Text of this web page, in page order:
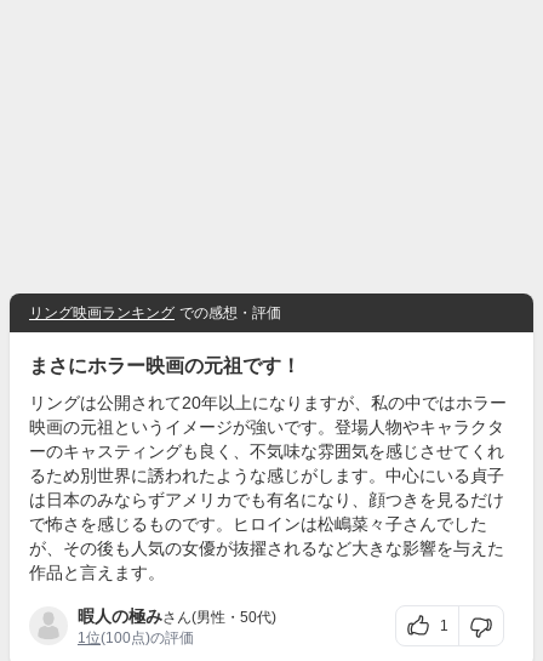
リング映画ランキング での感想・評価
まさにホラー映画の元祖です！
リングは公開されて20年以上になりますが、私の中ではホラー
映画の元祖というイメージが強いです。登場人物やキャラクタ
ーのキャスティングも良く、不気味な雰囲気を感じさせてくれ
るため別世界に誘われたような感じがします。中心にいる貞子
は日本のみならずアメリカでも有名になり、顔つきを見るだけ
で怖さを感じるものです。ヒロインは松嶋菜々子さんでした
が、その後も人気の女優が抜擢されるなど大きな影響を与えた
作品と言えます。
暇人の極みさん(男性・50代)
1位(100点)の評価
1